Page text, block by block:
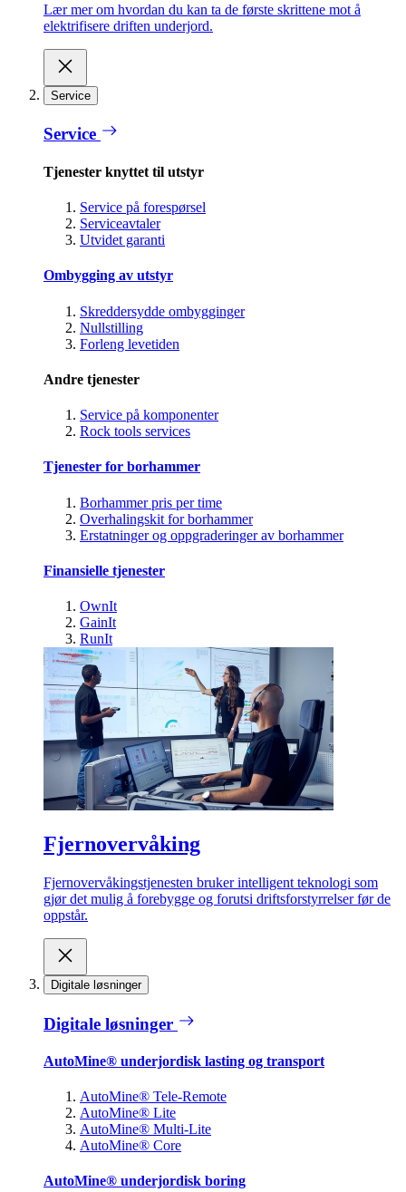
Lær mer om hvordan du kan ta de første skrittene mot å
elektrifisere driften underjord.
Service
Service
Tjenester knyttet til utstyr
Service på forespørsel
Serviceavtaler
Utvidet garanti
Ombygging av utstyr
Skreddersydde ombygginger
Nullstilling
Forleng levetiden
Andre tjenester
Service på komponenter
Rock tools services
Tjenester for borhammer
Borhammer pris per time
Overhalingskit for borhammer
Erstatninger og oppgraderinger av borhammer
Finansielle tjenester
OwnIt
GainIt
RunIt
Fjernovervåking
Fjernovervåkingstjenesten bruker intelligent teknologi som
gjør det mulig å forebygge og forutsi driftsforstyrrelser før de
oppstår.
Digitale løsninger
Digitale løsninger
AutoMine® underjordisk lasting og transport
AutoMine® Tele-Remote
AutoMine® Lite
AutoMine® Multi-Lite
AutoMine® Core
AutoMine® underjordisk boring